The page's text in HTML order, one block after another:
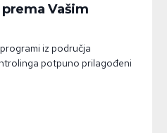
Vašim
iz područja
potpuno prilagođeni